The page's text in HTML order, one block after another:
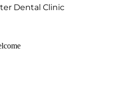
Dental Clinic